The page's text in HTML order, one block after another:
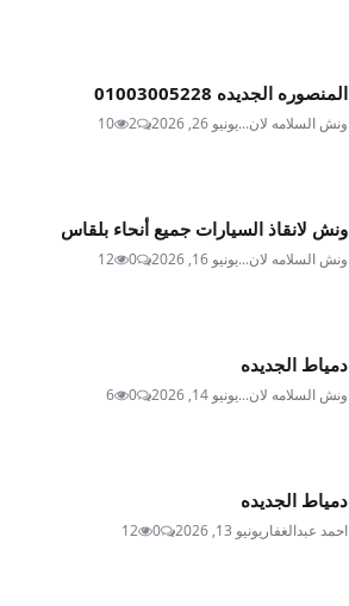
المنصوره الجديده 01003005228
ونش السلامه لان...يونيو 26, 2026 2
10
ونش لانقاذ السيارات جميع أنحاء بلقاس
ونش السلامه لان...يونيو 16, 2026 0
12
دمياط الجديده
ونش السلامه لان...يونيو 14, 2026 0
6
دمياط الجديده
احمد عبدالغفاريونيو 13, 2026 0
12